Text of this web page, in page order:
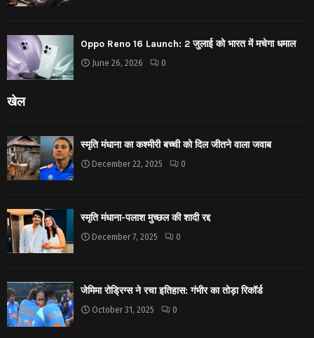
Oppo Reno 16 Launch: 2 जुलाई को भारत में मचेगा धमाल
June 26, 2026 0
खेल
स्मृति मंधाना का कश्मीरी बच्ची को दिल जीतने वाला जवाब
December 22, 2025 0
स्मृति मंधाना-पलाश मुच्छल की शादी रद्द
December 7, 2025 0
जेमिमा रोड्रिग्स ने रचा इतिहास: गंभीर का तोड़ा रिकॉर्ड
October 31, 2025 0